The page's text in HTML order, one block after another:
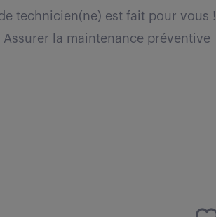
technicien(ne) est fait pour vous !
la maintenance préventive